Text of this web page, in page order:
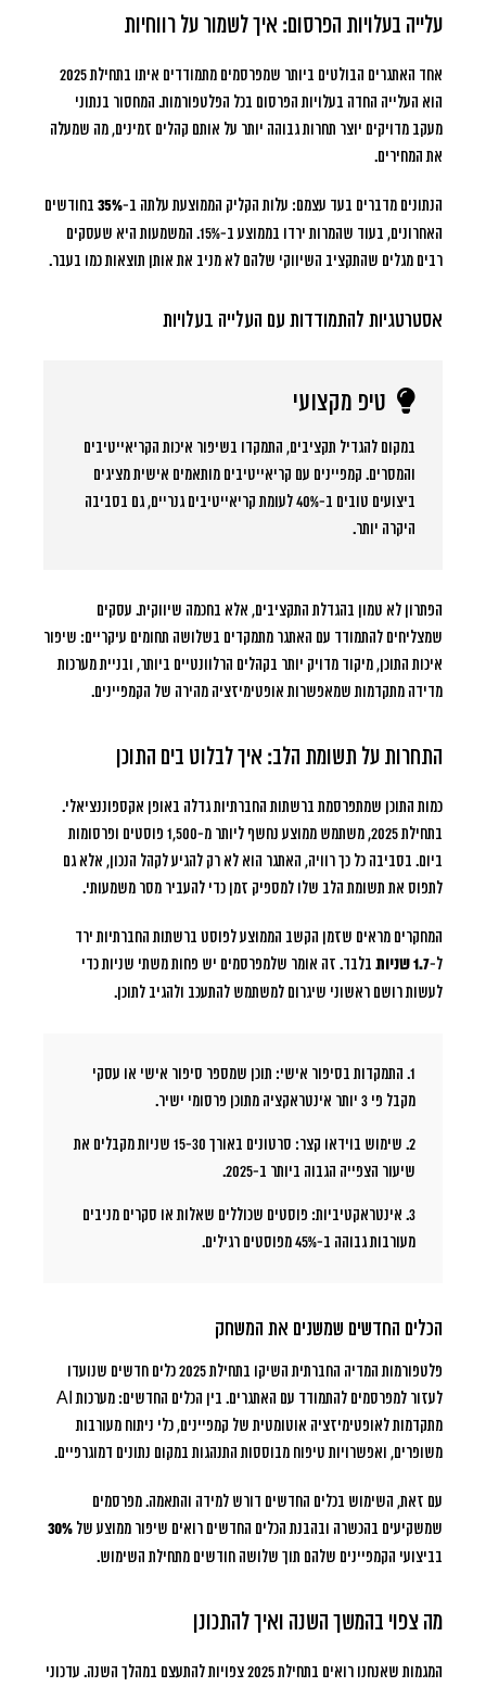
עלייה בעלויות הפרסום: איך לשמור על רווחיות
אחד האתגרים הבולטים ביותר שמפרסמים מתמודדים איתו בתחילת 2025
הוא העלייה החדה בעלויות הפרסום בכל הפלטפורמות. המחסור בנתוני
מעקב מדויקים יוצר תחרות גבוהה יותר על אותם קהלים זמינים, מה שמעלה
את המחירים.
הנתונים מדברים בעד עצמם: עלות הקליק הממוצעת עלתה ב-35% בחודשים
האחרונים, בעוד שהמרות ירדו בממוצע ב-15%. המשמעות היא שעסקים
רבים מגלים שהתקציב השיווקי שלהם לא מניב את אותן תוצאות כמו בעבר.
אסטרטגיות להתמודדות עם העלייה בעלויות
טיפ מקצועי
במקום להגדיל תקציבים, התמקדו בשיפור איכות הקריאייטיבים
והמסרים. קמפיינים עם קריאייטיבים מותאמים אישית מציגים
ביצועים טובים ב-40% לעומת קריאייטיבים גנריים, גם בסביבה
היקרה יותר.
הפתרון לא טמון בהגדלת התקציבים, אלא בחכמה שיווקית. עסקים
שמצליחים להתמודד עם האתגר מתמקדים בשלושה תחומים עיקריים: שיפור
איכות התוכן, מיקוד מדויק יותר בקהלים הרלוונטיים ביותר, ובניית מערכות
מדידה מתקדמות שמאפשרות אופטימיזציה מהירה של הקמפיינים.
התחרות על תשומת הלב: איך לבלוט בים התוכן
כמות התוכן שמתפרסמת ברשתות החברתיות גדלה באופן אקספוננציאלי.
בתחילת 2025, משתמש ממוצע נחשף ליותר מ-1,500 פוסטים ופרסומות
ביום. בסביבה כל כך רוויה, האתגר הוא לא רק להגיע לקהל הנכון, אלא גם
לתפוס את תשומת הלב שלו למספיק זמן כדי להעביר מסר משמעותי.
המחקרים מראים שזמן הקשב הממוצע לפוסט ברשתות החברתיות ירד
ל-1.7 שניות
בלבד. זה אומר שלמפרסמים יש פחות משתי שניות כדי
לעשות רושם ראשוני שיגרום למשתמש להתעכב ולהגיב לתוכן.
1. התמקדות בסיפור אישי:
תוכן שמספר סיפור אישי או עסקי
מקבל פי 3 יותר אינטראקציה מתוכן פרסומי ישיר.
2. שימוש בוידאו קצר:
סרטונים באורך 15-30 שניות מקבלים את
שיעור הצפייה הגבוה ביותר ב-2025.
3. אינטראקטיביות:
פוסטים שכוללים שאלות או סקרים מניבים
מעורבות גבוהה ב-45% מפוסטים רגילים.
הכלים החדשים שמשנים את המשחק
פלטפורמות המדיה החברתית השיקו בתחילת 2025 כלים חדשים שנועדו
לעזור למפרסמים להתמודד עם האתגרים. בין הכלים החדשים: מערכות AI
מתקדמות לאופטימיזציה אוטומטית של קמפיינים, כלי ניתוח מעורבות
משופרים, ואפשרויות טיפוח מבוססות התנהגות במקום נתונים דמוגרפיים.
עם זאת, השימוש בכלים החדשים דורש למידה והתאמה. מפרסמים
שמשקיעים בהכשרה ובהבנת הכלים החדשים רואים שיפור ממוצע של 30%
בביצועי הקמפיינים שלהם תוך שלושה חודשים מתחילת השימוש.
מה צפוי בהמשך השנה ואיך להתכונן
המגמות שאנחנו רואים בתחילת 2025 צפויות להתעצם במהלך השנה. עדכוני